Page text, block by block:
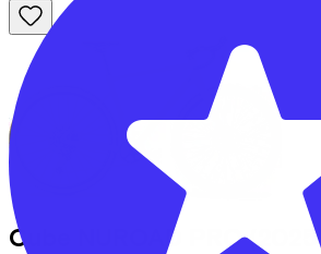
Cube NUROAD PRO (2025)